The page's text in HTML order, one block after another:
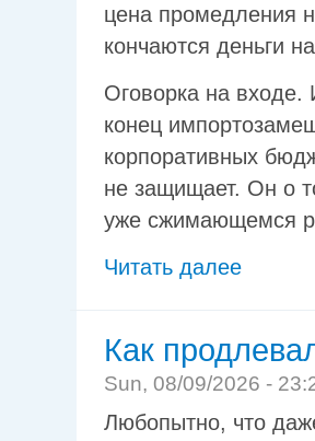
цена промедления
кончаются деньги
Оговорка на
конец
корпоративных
не защищает. Он о
уже сжимающемся
Читать далее
Как
Sun, 08/09/2026 -
Любопытно, что